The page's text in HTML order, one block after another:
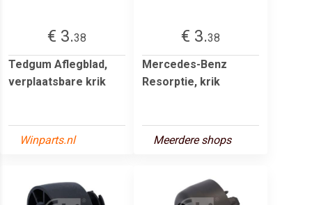
€ 3.38
Tedgum Aflegblad,
verplaatsbare krik
Winparts.nl
€ 3.38
Mercedes-Benz
Resorptie, krik
Meerdere shops